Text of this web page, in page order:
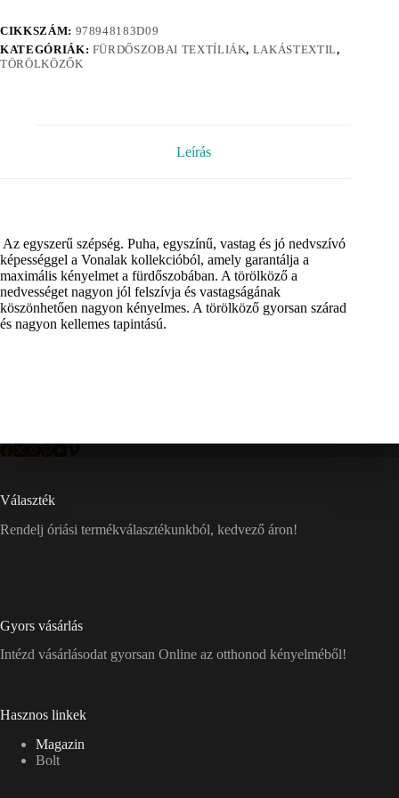
CIKKSZÁM: 978948183D09
KATEGÓRIÁK: FÜRDŐSZOBAI TEXTÍLIÁK, LAKÁSTEXTIL,
TÖRÖLKÖZŐK
Leírás
Az egyszerű szépség. Puha, egyszínű, vastag és jó nedvszívó
képességgel a Vonalak kollekcióból, amely garantálja a
maximális kényelmet a fürdőszobában. A törölköző a
nedvességet nagyon jól felszívja és vastagságának
köszönhetően nagyon kényelmes. A törölköző gyorsan szárad
és nagyon kellemes tapintású.
Választék
Rendelj óriási termékválasztékunkból, kedvező áron!
Gyors vásárlás
Intézd vásárlásodat gyorsan Online az otthonod kényelméből!
Hasznos linkek
Magazin
Bolt